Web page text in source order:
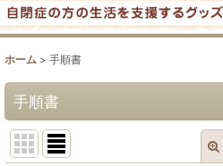
ホーム > 手順書
手順書